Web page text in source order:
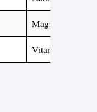
Magnesium,
Vitamin C, jern